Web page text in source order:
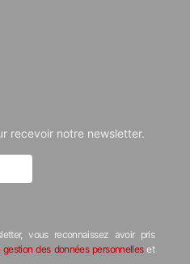
recevoir notre newsletter.
vous reconnaissez avoir pris
des données personnelleset